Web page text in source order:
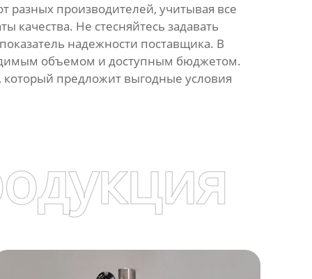
производителей, учитывая все
Не стесняйтесь задавать
надежности поставщика. В
объемом и доступным бюджетом.
предложит выгодные условия